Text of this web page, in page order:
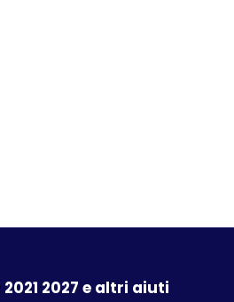
2021 2027 e altri aiuti